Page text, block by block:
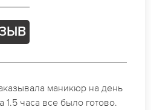
своего дела по
результат.